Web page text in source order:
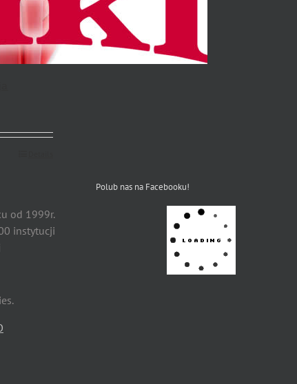
od 1999r.
instytucji
Polub nas na Facebooku!